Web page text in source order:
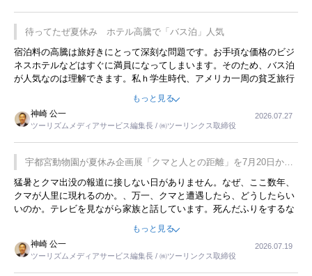
待ってたぜ夏休み ホテル高騰で「バス泊」人気
宿泊料の高騰は旅好きにとって深刻な問題です。お手頃な価格のビジ
ネスホテルなどはすぐに満員になってしまいます。そのため、バス泊
が人気なのは理解できます。私ｈ学生時代、アメリカ一周の貧乏旅行
をした時は、移動はグレイハウンドバスでした。夕方から夜の便を利
用してホテル代を浮かせていました。ただし、若いからできたことで
す。若い人が夜行バスで京都に行った、青森に行ったと聞くと、疲れ
が残らないのかなと思ってしまいます。
もっと見る
神崎 公一
ツーリズムメディアサービス編集長 / ㈱ツーリンクス取締役
2026.07.27
宇都宮動物園が夏休み企画展「クマと人との距離」を7月20日から
開催
猛暑とクマ出没の報道に接しない日がありません。なぜ、ここ数年、
クマが人里に現れるのか。、万一、クマと遭遇したら、どうしたらい
いのか。テレビを見ながら家族と話しています。死んだふりをするな
んてことは、冗談でもいえません。そんな中で、この企画展はタイム
もっと見る
神崎 公一
ツーリズムメディアサービス編集長 / ㈱ツーリンクス取締役
2026.07.19